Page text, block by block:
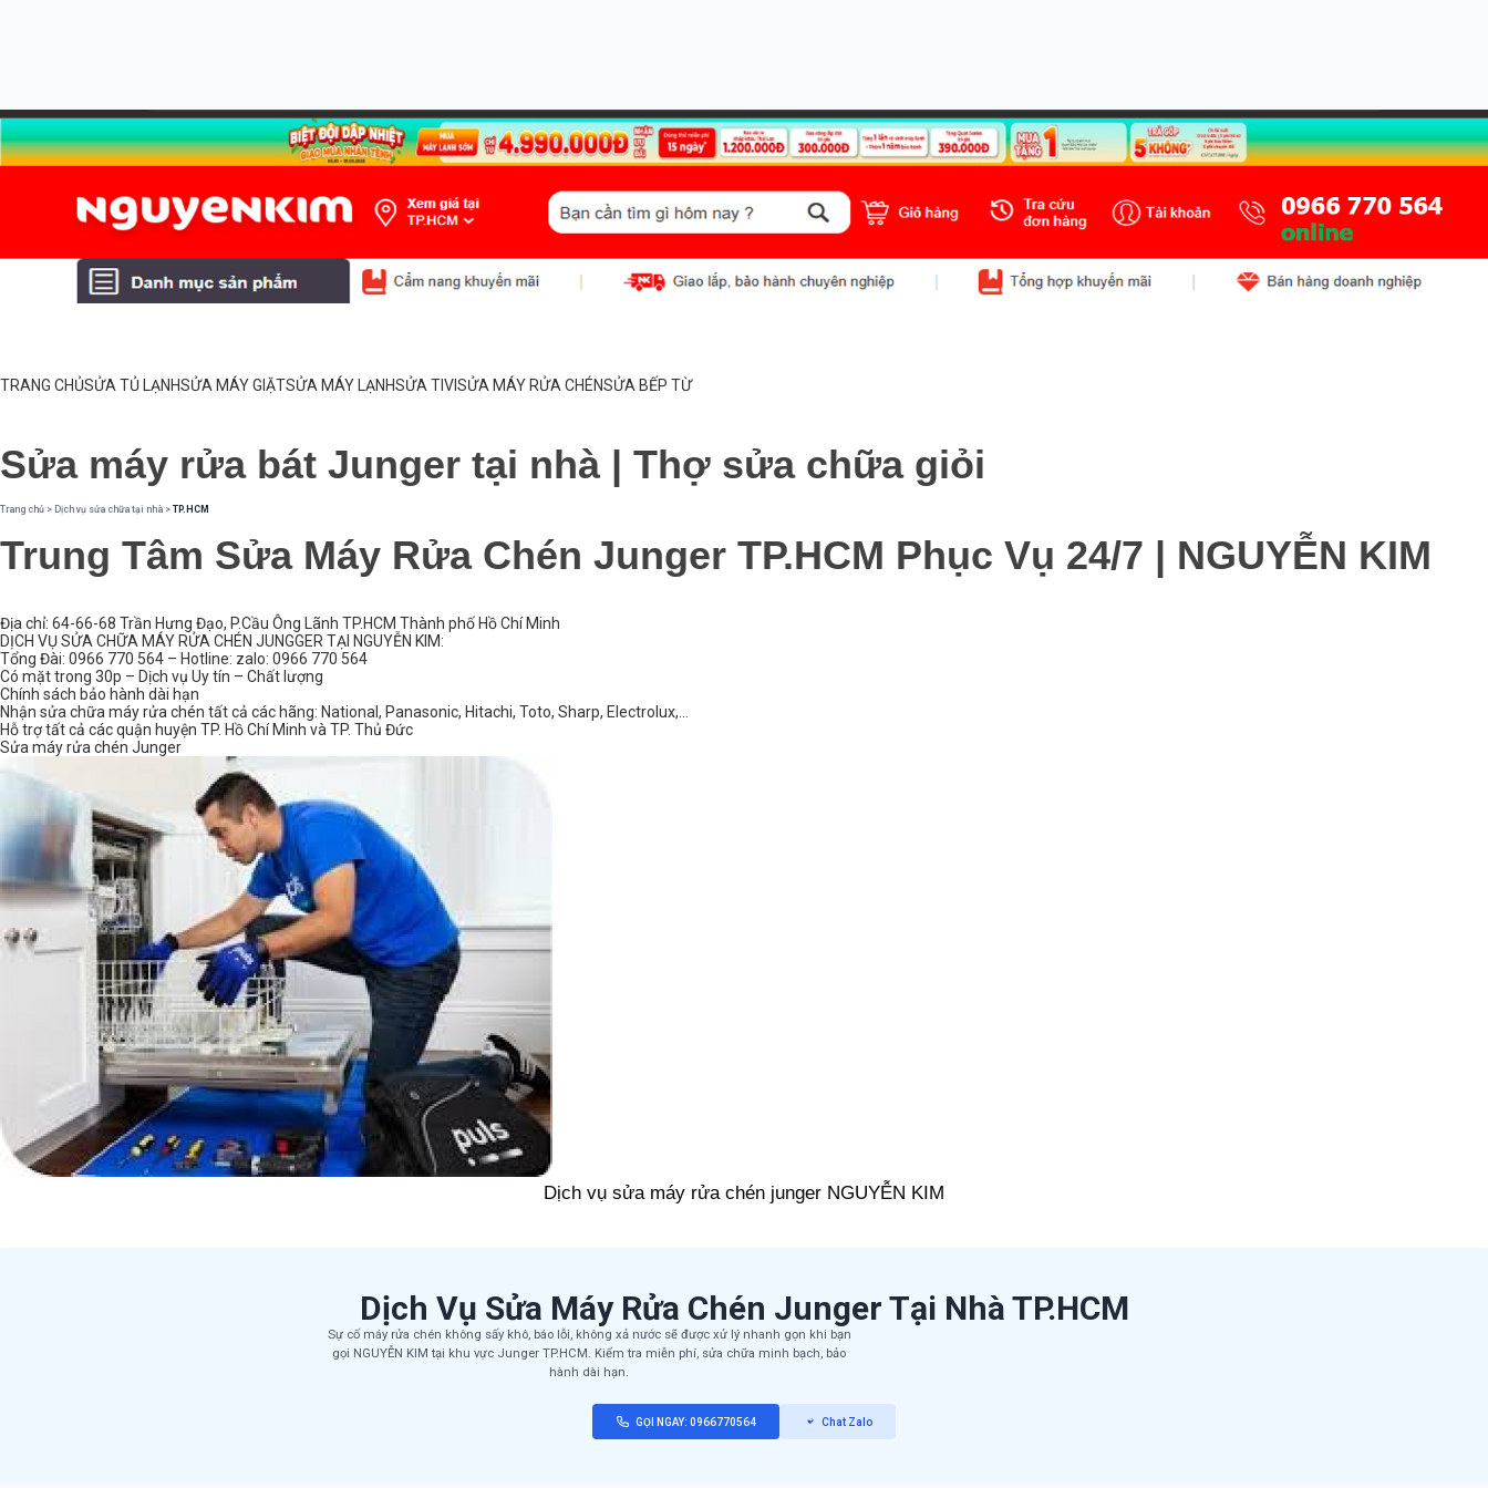
TRANG CHỦSỬA TỦ LẠNHSỬA MÁY GIẶTSỬA MÁY LẠNHSỬA TIVISỬA MÁY RỬA CHÉNSỬA BẾP TỪ
Sửa máy rửa bát Junger tại nhà | Thợ sửa chữa giỏi
Trang chủ > Dịch vụ sửa chữa tại nhà > TP.HCM
Trung Tâm Sửa Máy Rửa Chén Junger TP.HCM Phục Vụ 24/7 | NGUYỄN KIM
Địa chỉ: 64-66-68 Trần Hưng Đạo, P.Cầu Ông Lãnh TP.HCM Thành phố Hồ Chí Minh
DỊCH VỤ SỬA CHỮA MÁY RỬA CHÉN JUNGGER TẠI NGUYỄN KIM:
Tổng Đài: 0966 770 564 – Hotline: zalo: 0966 770 564
Có mặt trong 30p – Dịch vụ Uy tín – Chất lượng
Chính sách bảo hành dài hạn
Nhận sửa chữa máy rửa chén tất cả các hãng: National, Panasonic, Hitachi, Toto, Sharp, Electrolux,…
Hỗ trợ tất cả các quận huyện TP. Hồ Chí Minh và TP. Thủ Đức
Sửa máy rửa chén Junger
Dịch vụ sửa máy rửa chén junger NGUYỄN KIM
Dịch Vụ Sửa Máy Rửa Chén Junger Tại Nhà TP.HCM
Sự cố máy rửa chén không sấy khô, báo lỗi, không xả nước sẽ được xử lý nhanh gọn khi bạn
gọi NGUYỄN KIM tại khu vực Junger TP.HCM. Kiểm tra miễn phí, sửa chữa minh bạch, bảo
hành dài hạn.
GỌI NGAY: 0966770564 Chat Zalo